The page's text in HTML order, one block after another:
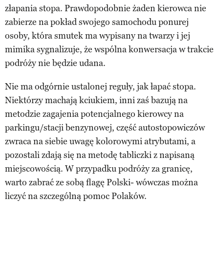
złapania stopa. Prawdopodobnie żaden kierowca nie
zabierze na pokład swojego samochodu ponurej
osoby, która smutek ma wypisany na twarzy i jej
mimika sygnalizuje, że wspólna konwersacja w trakcie
podróży nie będzie udana.
Nie ma odgórnie ustalonej reguły, jak łapać stopa.
Niektórzy machają kciukiem, inni zaś bazują na
metodzie zagajenia potencjalnego kierowcy na
parkingu/stacji benzynowej, część autostopowiczów
zwraca na siebie uwagę kolorowymi atrybutami, a
pozostali zdają się na metodę tabliczki z napisaną
miejscowością. W przypadku podróży za granicę,
warto zabrać ze sobą flagę Polski- wówczas można
liczyć na szczególną pomoc Polaków.